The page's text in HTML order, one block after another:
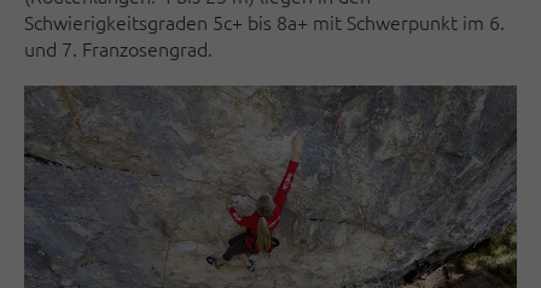
Schwierigkeitsgraden 5c+ bis 8a+ mit Schwerpunkt im 6.
und 7. Franzosengrad.